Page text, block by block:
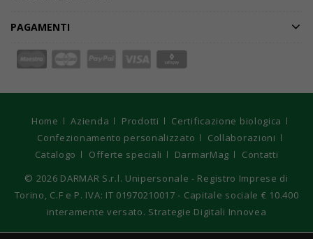
PAGAMENTI
Home Azienda Prodotti
Certificazione biologica
Confezionamento personalizzato
Collaborazioni
Catalogo
Offerte speciali DarmarMag
Contatti
© 2026 DARMAR S.r.l. Unipersonale - Registro Imprese di
Torino, C.F e P. IVA: IT 01970210017 - Capitale sociale € 10.400
interamente versato. Strategie Digitali Innovea